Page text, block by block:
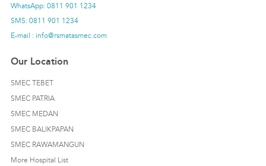
WhatsApp: 0811 901 1234
SMS: 0811 901 1234
E-mail : info@rsmatasmec.com
Our Location
SMEC TEBET
SMEC PATRIA
SMEC MEDAN
SMEC BALIKPAPAN
SMEC RAWAMANGUN
More Hospital List